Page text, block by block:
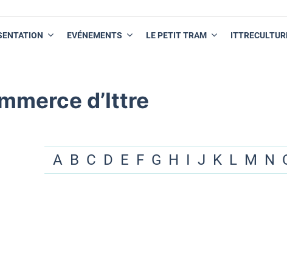
EVÉNEMENTS LE PETIT TRAM
d’Ittre
A B C D E F G H I J K L M N